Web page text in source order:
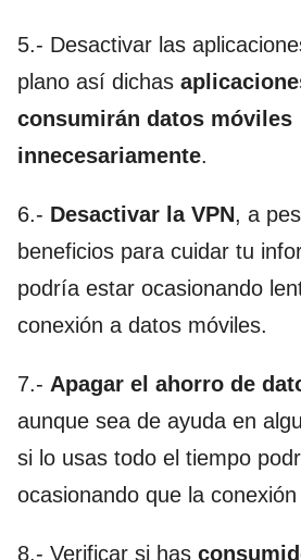
5.- Desactivar las
plano así dichas
consumirán datos móviles
innecesariamente.
6.- Desactivar la VPN, a
beneficios para cuidar tu
podría estar ocasionando
conexión a datos móviles.
7.- Apagar el ahorro de
aunque sea de ayuda en
si lo usas todo el tiempo
ocasionando que la
8.- Verificar si has